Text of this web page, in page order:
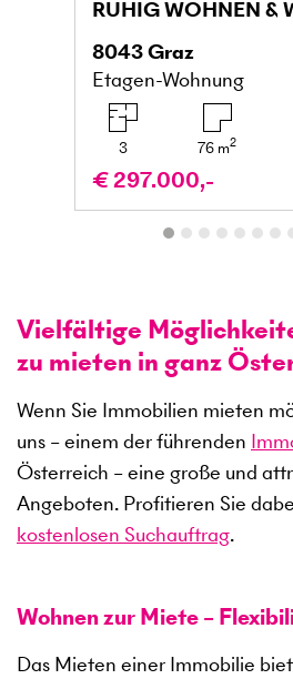
8043Graz
Etagen-Wohnung
3 76 m2
€ 297.000,-
Vielfältige
zu mieten in ganz
Wenn Sie Immobilien mieten
uns – einem der führenden
Österreich – eine große und
Angeboten. Profitieren Sie
kostenlosen Suchauftrag.
Wohnen zur Miete –
Das Mieten einer Immobilie